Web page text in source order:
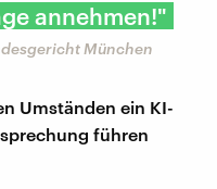
annehmen!"
München
Umständen ein KI-
führen